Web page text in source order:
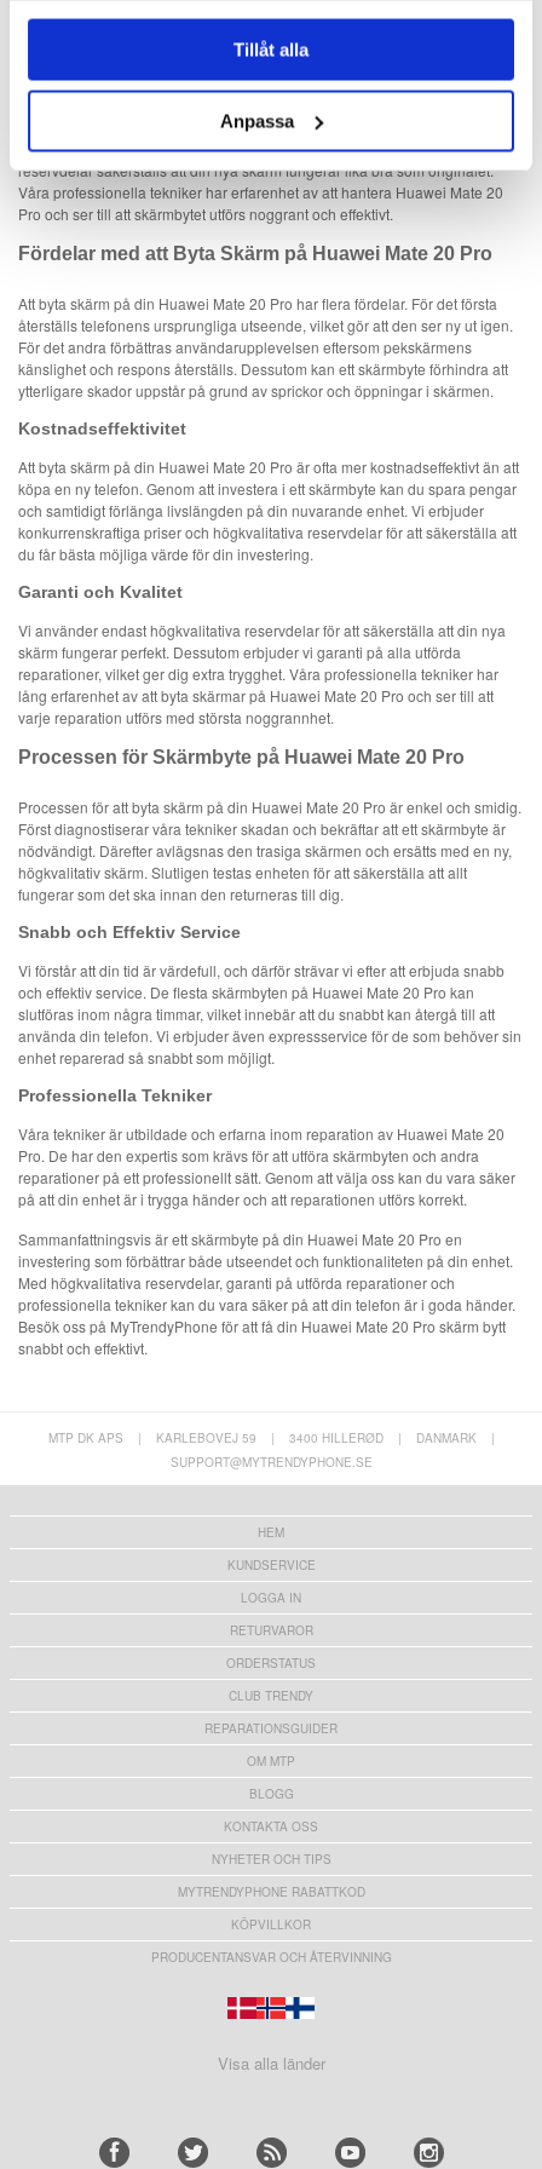
Tillåt alla
Anpassa
telefon.
skärmen ersätts med en ny, högkvalitativ skärm. Detta inkluderar både LCD-
panelen och pekskärmsglaset. Genom att använda högkvalitativa
reservdelar säkerställs att din nya skärm fungerar lika bra som originalet.
Våra professionella tekniker har erfarenhet av att hantera Huawei Mate 20
Pro och ser till att skärmbytet utförs noggrant och effektivt.
Fördelar med att Byta Skärm på Huawei Mate 20 Pro
Att byta skärm på din Huawei Mate 20 Pro har flera fördelar. För det första
återställs telefonens ursprungliga utseende, vilket gör att den ser ny ut igen.
För det andra förbättras användarupplevelsen eftersom pekskärmens
känslighet och respons återställs. Dessutom kan ett skärmbyte förhindra att
ytterligare skador uppstår på grund av sprickor och öppningar i skärmen.
Kostnadseffektivitet
Att byta skärm på din Huawei Mate 20 Pro är ofta mer kostnadseffektivt än att
köpa en ny telefon. Genom att investera i ett skärmbyte kan du spara pengar
och samtidigt förlänga livslängden på din nuvarande enhet. Vi erbjuder
konkurrenskraftiga priser och högkvalitativa reservdelar för att säkerställa att
du får bästa möjliga värde för din investering.
Garanti och Kvalitet
Vi använder endast högkvalitativa reservdelar för att säkerställa att din nya
skärm fungerar perfekt. Dessutom erbjuder vi garanti på alla utförda
reparationer, vilket ger dig extra trygghet. Våra professionella tekniker har
lång erfarenhet av att byta skärmar på Huawei Mate 20 Pro och ser till att
varje reparation utförs med största noggrannhet.
Processen för Skärmbyte på Huawei Mate 20 Pro
Processen för att byta skärm på din Huawei Mate 20 Pro är enkel och smidig.
Först diagnostiserar våra tekniker skadan och bekräftar att ett skärmbyte är
nödvändigt. Därefter avlägsnas den trasiga skärmen och ersätts med en ny,
högkvalitativ skärm. Slutligen testas enheten för att säkerställa att allt
fungerar som det ska innan den returneras till dig.
Snabb och Effektiv Service
Vi förstår att din tid är värdefull, och därför strävar vi efter att erbjuda snabb
och effektiv service. De flesta skärmbyten på Huawei Mate 20 Pro kan
slutföras inom några timmar, vilket innebär att du snabbt kan återgå till att
använda din telefon. Vi erbjuder även expressservice för de som behöver sin
enhet reparerad så snabbt som möjligt.
Professionella Tekniker
Våra tekniker är utbildade och erfarna inom reparation av Huawei Mate 20
Pro. De har den expertis som krävs för att utföra skärmbyten och andra
reparationer på ett professionellt sätt. Genom att välja oss kan du vara säker
på att din enhet är i trygga händer och att reparationen utförs korrekt.
Sammanfattningsvis är ett skärmbyte på din Huawei Mate 20 Pro en
investering som förbättrar både utseendet och funktionaliteten på din enhet.
Med högkvalitativa reservdelar, garanti på utförda reparationer och
professionella tekniker kan du vara säker på att din telefon är i goda händer.
Besök oss på MyTrendyPhone för att få din Huawei Mate 20 Pro skärm bytt
snabbt och effektivt.
MTP DK APS | KARLEBOVEJ 59 | 3400 HILLERØD | DANMARK
|
SUPPORT@MYTRENDYPHONE.SE
HEM
KUNDSERVICE
LOGGA IN
RETURVAROR
ORDERSTATUS
CLUB TRENDY
REPARATIONSGUIDER
OM MTP
BLOGG
KONTAKTA OSS
NYHETER OCH TIPS
MYTRENDYPHONE RABATTKOD
KÖPVILLKOR
PRODUCENTANSVAR OCH ÅTERVINNING
Visa alla länder